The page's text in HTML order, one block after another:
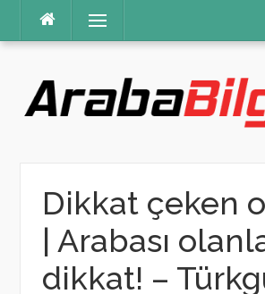
Menü
Dikkat çeken
| Arabası
dikkat! –